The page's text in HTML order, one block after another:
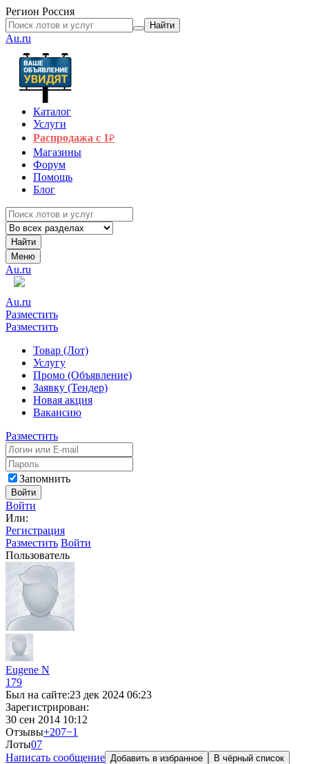
Регион Россия
Найти
Au.ru
Каталог
Услуги
Распродажа с 1₽
Магазины
Форум
Помощь
Блог
Найти
Меню
Au.ru
Au.ru
Разместить
Разместить
Товар (Лот)
Услугу
Промо (Объявление)
Заявку (Тендер)
Новая акция
Вакансию
Разместить
Запомнить
Войти
Войти
Или:
Регистрация
Разместить Войти
Пользователь
Eugene N
179
Был на сайте:23 дек 2024 06:23
Зарегистрирован:
30 сен 2014 10:12
Отзывы+207−1
Лоты07
Написать сообщение Добавить в избранное
В чёрный список